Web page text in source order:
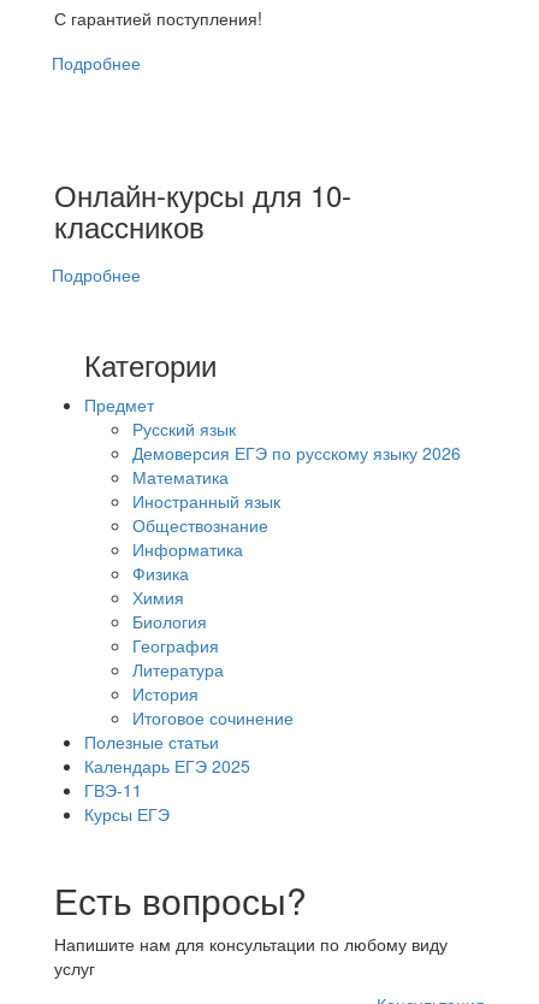
С гарантией поступления!
Подробнее
Онлайн-курсы для 10-
классников
Подробнее
Категории
Предмет
Русский язык
Демоверсия ЕГЭ по русскому языку 2026
Математика
Иностранный язык
Обществознание
Информатика
Физика
Химия
Биология
География
Литература
История
Итоговое сочинение
Полезные статьи
Календарь ЕГЭ 2025
ГВЭ-11
Курсы ЕГЭ
Есть вопросы?
Напишите нам для консультации по любому виду
услуг